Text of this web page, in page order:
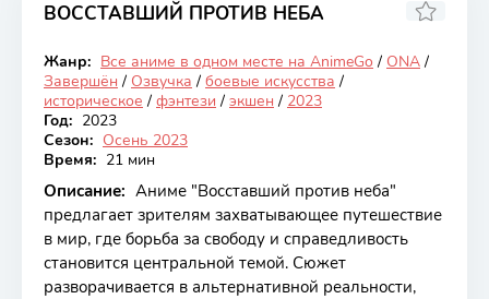
ВОССТАВШИЙ ПРОТИВ НЕБА
Закончен
7.8
Жанр: Все аниме в одном месте на AnimeGo / ONA /
Завершён / Озвучка / боевые искусства /
историческое / фэнтези / экшен / 2023
Год: 2023
Сезон: Осень 2023
Время: 21 мин
Описание: Аниме "Восставший против неба"
предлагает зрителям захватывающее путешествие
в мир, где борьба за свободу и справедливость
становится центральной темой. Сюжет
разворачивается в альтернативной реальности,